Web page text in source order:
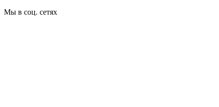
Мы в соц. сетях